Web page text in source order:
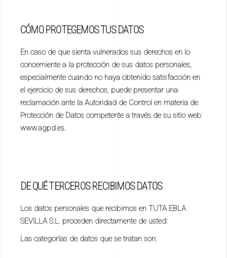
CÓMO PROTEGEMOS TUS DATOS
En caso de que sienta vulnerados sus derechos en lo
concerniente a la protección de sus datos personales,
especialmente cuando no haya obtenido satisfacción en
el ejercicio de sus derechos, puede presentar una
reclamación ante la Autoridad de Control en materia de
Protección de Datos competente a través de su sitio web:
www.agpd.es.
DE QUÉ TERCEROS RECIBIMOS DATOS
Los datos personales que recibimos en TUTA EBLA
SEVILLA S.L. proceden directamente de usted:
Las categorías de datos que se tratan son: